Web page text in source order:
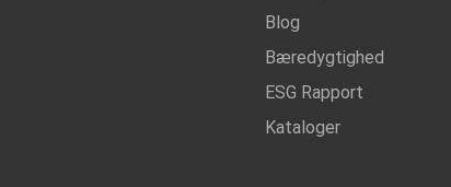
Blog
Bæredygtighed
ESG Rapport
Kataloger